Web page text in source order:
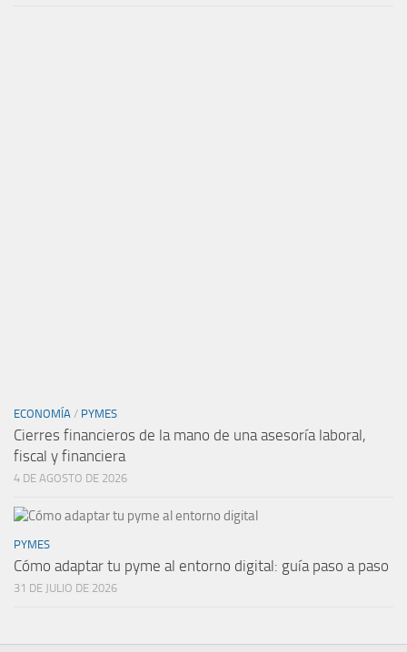
ECONOMÍA / PYMES
Cierres financieros de la mano de una asesoría laboral,
fiscal y financiera
4 DE AGOSTO DE 2026
PYMES
Cómo adaptar tu pyme al entorno digital: guía paso a paso
31 DE JULIO DE 2026